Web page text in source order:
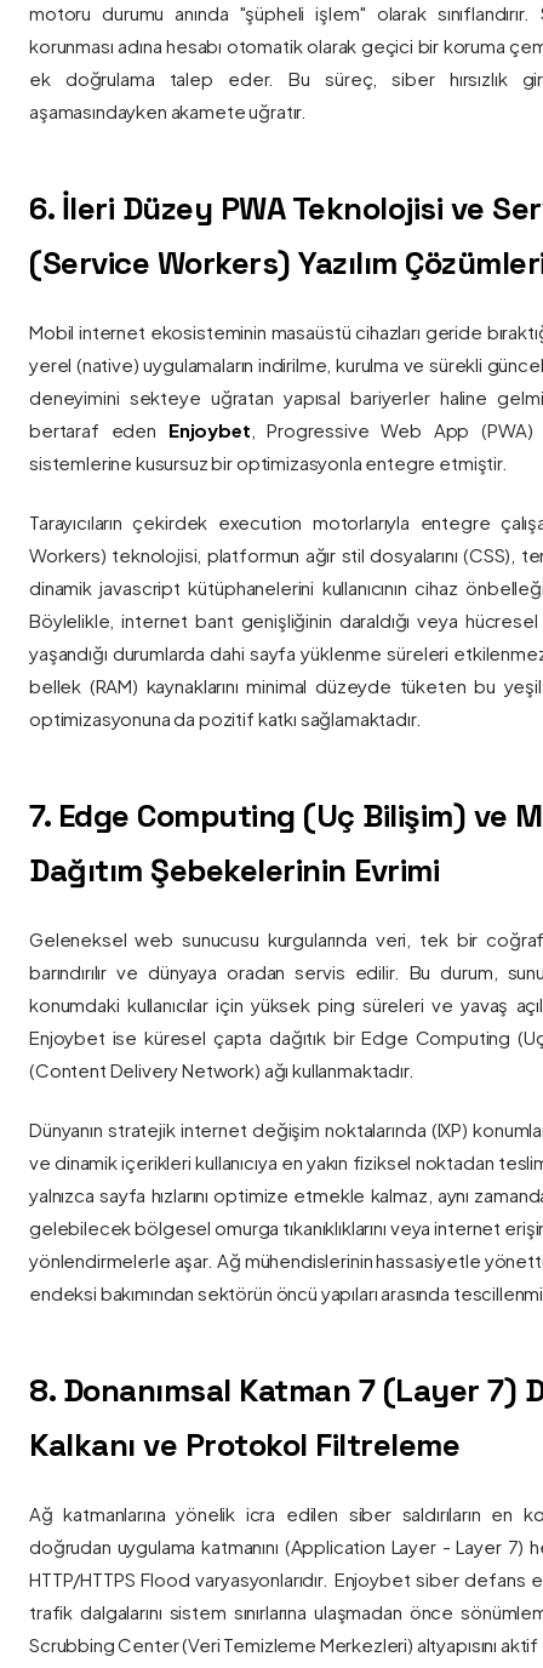
motoru durumu anında "şüpheli işlem" olarak sınıflandırır.
korunması adına hesabı otomatik olarak geçici bir koruma
ek doğrulama talep eder. Bu süreç, siber hırsızlık
aşamasındayken akamete uğratır.
6. İleri Düzey PWA Teknolojisi ve
(Service Workers) Yazılım
Mobil internet ekosisteminin masaüstü cihazları geride
yerel (native) uygulamaların indirilme, kurulma ve sürekli
deneyimini sekteye uğratan yapısal bariyerler haline
bertaraf eden Enjoybet , Progressive Web App (PWA)
sistemlerine kusursuz bir optimizasyonla entegre etmiştir.
Tarayıcıların çekirdek execution motorlarıyla entegre
Workers) teknolojisi, platformun ağır stil dosyalarını (CSS),
dinamik javascript kütüphanelerini kullanıcının cihaz
Böylelikle, internet bant genişliğinin daraldığı veya
yaşandığı durumlarda dahi sayfa yüklenme süreleri
bellek (RAM) kaynaklarını minimal düzeyde tüketen bu yeşil
optimizasyonuna da pozitif katkı sağlamaktadır.
7. Edge Computing (Uç Bilişim) ve
Dağıtım Şebekelerinin Evrimi
Geleneksel web sunucusu kurgularında veri, tek bir
barındırılır ve dünyaya oradan servis edilir. Bu durum,
konumdaki kullanıcılar için yüksek ping süreleri ve yavaş
Enjoybet ise küresel çapta dağıtık bir Edge Computing
(Content Delivery Network) ağı kullanmaktadır.
Dünyanın stratejik internet değişim noktalarında (IXP)
ve dinamik içerikleri kullanıcıya en yakın fiziksel noktadan
yalnızca sayfa hızlarını optimize etmekle kalmaz, aynı
gelebilecek bölgesel omurga tıkanıklıklarını veya internet
yönlendirmelerle aşar. Ağ mühendislerinin hassasiyetle
endeksi bakımından sektörün öncü yapıları arasında
8. Donanımsal Katman 7 (Layer 7)
Kalkanı ve Protokol Filtreleme
Ağ katmanlarına yönelik icra edilen siber saldırıların en
doğrudan uygulama katmanını (Application Layer - Layer 7)
HTTP/HTTPS Flood varyasyonlarıdır. Enjoybet siber
trafik dalgalarını sistem sınırlarına ulaşmadan önce
Scrubbing Center (Veri Temizleme Merkezleri) altyapısını